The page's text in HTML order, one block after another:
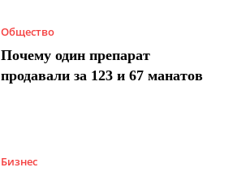
Общество
Почему один препарат
продавали за 123 и 67 манатов
Бизнес